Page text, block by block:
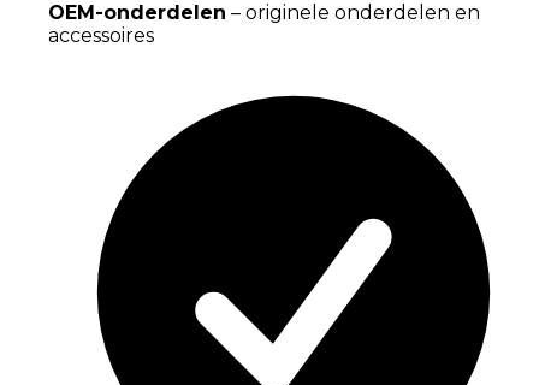
OEM-onderdelen – originele onderdelen en
accessoires